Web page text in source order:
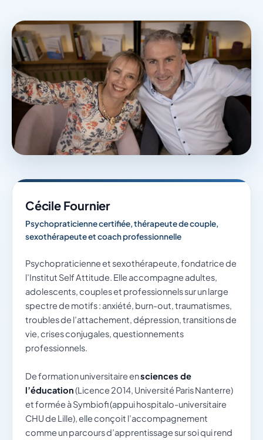
Cécile Fournier
Psychopraticienne certifiée, thérapeute de couple,
sexothérapeute et coach professionnelle
Psychopraticienne et sexothérapeute, fondatrice de
l’Institut Self Attitude. Elle accompagne adultes,
adolescents, couples et professionnels sur un large
spectre de motifs : anxiété, burn-out, traumatismes,
troubles de l’attachement, dépression, transitions de
vie, crises conjugales, questionnements
professionnels.
De formation universitaire ensciences de
l’éducation(Licence 2014, Université Paris Nanterre)
et formée à Symbiofi (appui hospitalo-universitaire
CHU de Lille), elle conçoit l’accompagnement
comme un parcours d’apprentissage sur soi qui rend